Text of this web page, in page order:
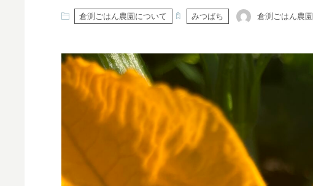
倉渕ごはん農園について みつばち 倉渕ごはん農園